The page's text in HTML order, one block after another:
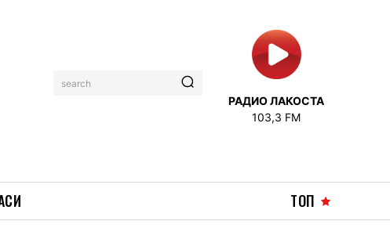
search
РАДИО ЛАКОСТА
103,3 FM
ТОП